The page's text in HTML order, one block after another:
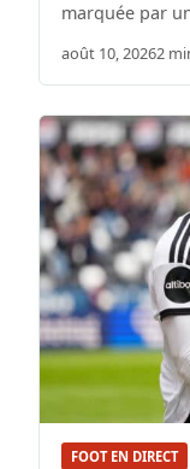
marquée par
août 10, 20262
FOOT EN DIRECT